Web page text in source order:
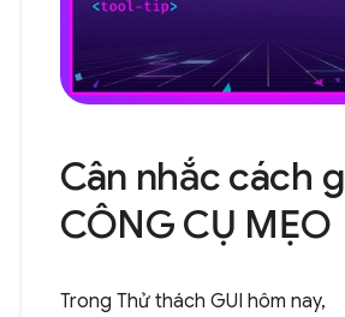
Cân nhắc cách
CÔNG CỤ MẸO
Trong Thử thách GUI hôm nay,